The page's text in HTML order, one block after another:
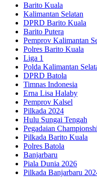
Barito Kuala
Kalimantan Selatan
DPRD Barito Kuala
Barito Putera
Pemprov Kalimantan
Polres Barito Kuala
Liga 1
Polda Kalimantan
DPRD Batola
Timnas Indonesia
Erna Lisa Halaby
Pemprov Kalsel
Pilkada 2024
Hulu Sungai Tengah
Pegadaian
Pilkada Barito Kuala
Polres Batola
Banjarbaru
Piala Dunia 2026
Pilkada Banjarbaru